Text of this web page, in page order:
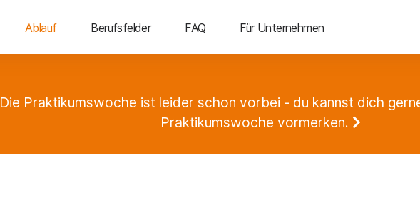
Ablauf Berufsfelder FAQ Für Unternehmen
Die Praktikumswoche ist leider schon vorbei - du kannst dich
Praktikumswoche vormerken.